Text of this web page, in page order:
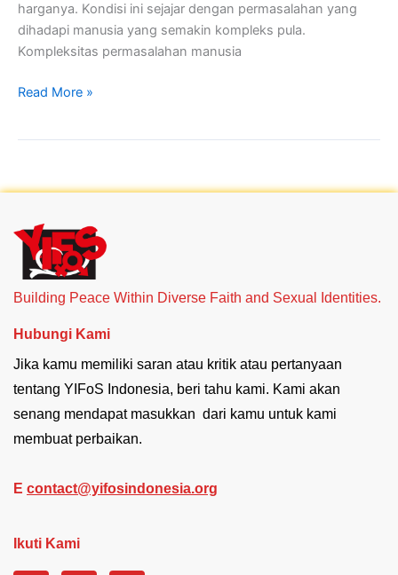
harganya. Kondisi ini sejajar dengan permasalahan yang
dihadapi manusia yang semakin kompleks pula.
Kompleksitas permasalahan manusia
Read More »
Building Peace Within Diverse Faith and Sexual Identities.
Hubungi Kami
Jika kamu memiliki saran atau kritik atau pertanyaan
tentang YIFoS Indonesia, beri tahu kami. Kami akan
senang mendapat masukkan dari kamu untuk kami
membuat perbaikan.
E contact@yifosindonesia.org
Ikuti Kami